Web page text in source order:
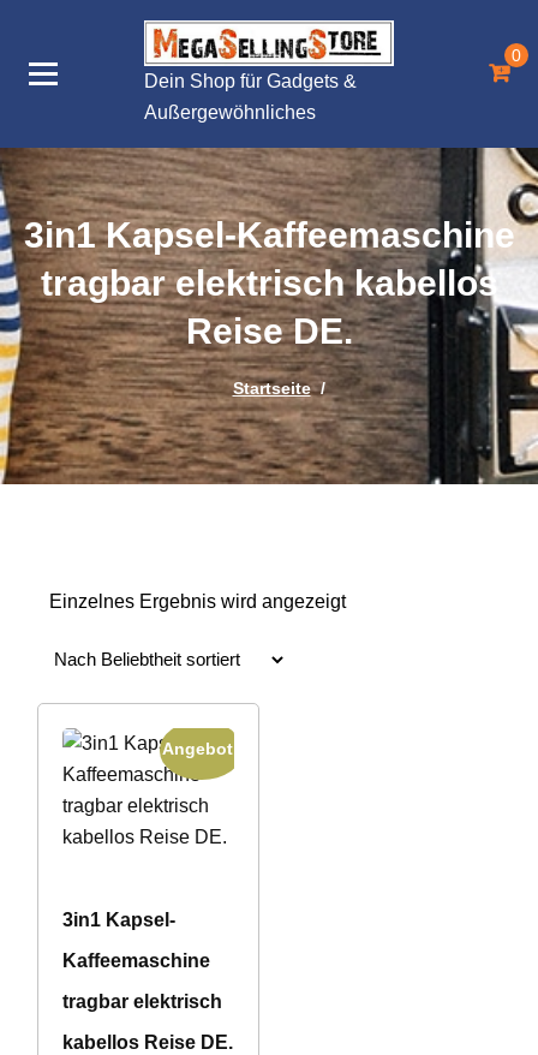
springen
Dein Shop für Gadgets &
Außergewöhnliches
0
3in1 Kapsel-Kaffeemaschine
tragbar elektrisch kabellos
Reise DE.
Startseite/
Einzelnes Ergebnis wird angezeigt
Angebot!
3in1 Kapsel-
Kaffeemaschine
tragbar elektrisch
kabellos Reise DE.